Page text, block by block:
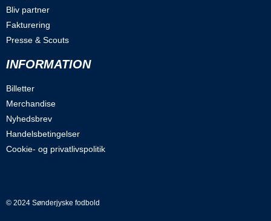
Bliv partner
Fakturering
Presse & Scouts
INFORMATION
Billetter
Merchandise
Nyhedsbrev
Handelsbetingelser
Cookie- og privatlivspolitik
© 2024 Sønderjyske fodbold